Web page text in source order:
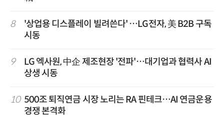
8
'상업용 디스플레이 빌려쓴다' …LG전자, 美 B2B 구독
시동
9
LG 엑사원, 中企 제조현장 '전파'…대기업과 협력사 AI
상생 시동
10 500조 퇴직연금 시장 노리는 RA 핀테크…AI 연금운용
경쟁 본격화